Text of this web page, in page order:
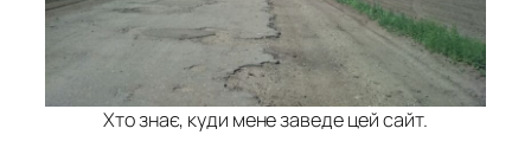
Хто знає, куди мене заведе цей сайт.